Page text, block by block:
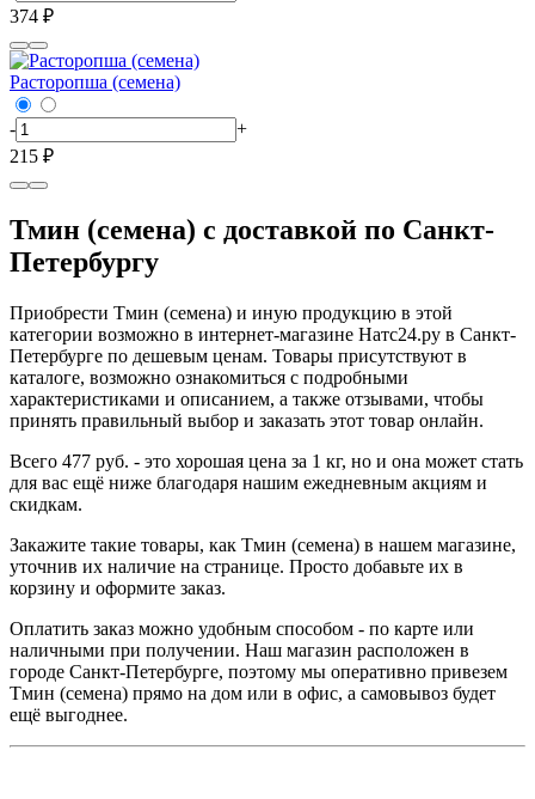
374 ₽
Расторопша (семена)
-
+
215 ₽
Тмин (семена) с доставкой по Санкт-
Петербургу
Приобрести Тмин (семена) и иную продукцию в этой
категории возможно в интернет-магазине Натс24.ру в Санкт-
Петербурге по дешевым ценам. Товары присутствуют в
каталоге, возможно ознакомиться с подробными
характеристиками и описанием, а также отзывами, чтобы
принять правильный выбор и заказать этот товар онлайн.
Всего 477 руб. - это хорошая цена за 1 кг, но и она может стать
для вас ещё ниже благодаря нашим ежедневным акциям и
скидкам.
Закажите такие товары, как Тмин (семена) в нашем магазине,
уточнив их наличие на странице. Просто добавьте их в
корзину и оформите заказ.
Оплатить заказ можно удобным способом - по карте или
наличными при получении. Наш магазин расположен в
городе Санкт-Петербурге, поэтому мы оперативно привезем
Тмин (семена) прямо на дом или в офис, а самовывоз будет
ещё выгоднее.